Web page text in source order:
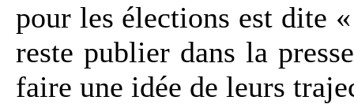
pour les élections est dite
reste publier dans la
faire une idée de leurs